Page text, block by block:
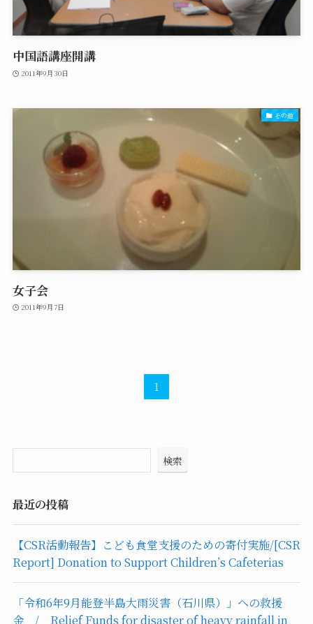
中国語講座開講
2011年9月30日
その他
女子会
2011年9月7日
1
検索
最近の投稿
【CSR活動報告】こども食堂支援のための寄付実施/[CSR
Report] Donation to Support Children’s Cafeterias
「令和6年9月能登半島大雨災害（石川県）」への救援
金 / Relief Funds for disaster of heavy rainfall in